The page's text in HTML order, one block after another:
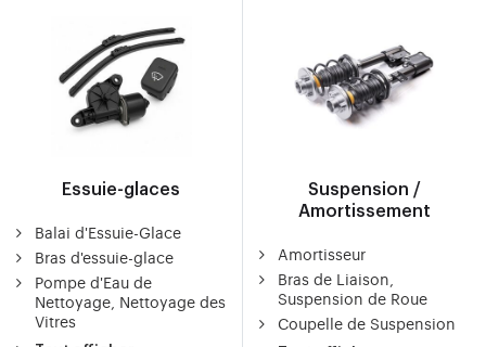
Essuie-glaces
Balai d'Essuie-Glace
Bras d'essuie-glace
Pompe d'Eau de
Nettoyage, Nettoyage des
Vitres
Suspension /
Amortissement
Amortisseur
Bras de Liaison,
Suspension de Roue
Coupelle de Suspension